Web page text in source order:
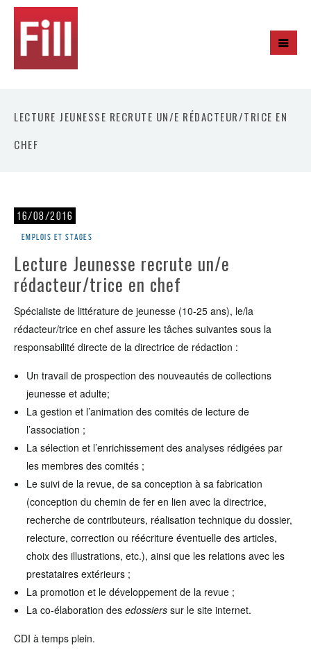
LECTURE JEUNESSE RECRUTE UN/E RÉDACTEUR/TRICE EN
CHEF
16/08/2016
Emplois et stages
Lecture Jeunesse recrute un/e
rédacteur/trice en chef
Spécialiste de littérature de jeunesse (10-25 ans), le/la
rédacteur/trice en chef assure les tâches suivantes sous la
responsabilité directe de la directrice de rédaction :
Un travail de prospection des nouveautés de collections
jeunesse et adulte;
La gestion et l’animation des comités de lecture de
l’association ;
La sélection et l’enrichissement des analyses rédigées par
les membres des comités ;
Le suivi de la revue, de sa conception à sa fabrication
(conception du chemin de fer en lien avec la directrice,
recherche de contributeurs, réalisation technique du dossier,
relecture, correction ou réécriture éventuelle des articles,
choix des illustrations, etc.), ainsi que les relations avec les
prestataires extérieurs ;
La promotion et le développement de la revue ;
La co-élaboration des edossiers sur le site internet.
CDI à temps plein.